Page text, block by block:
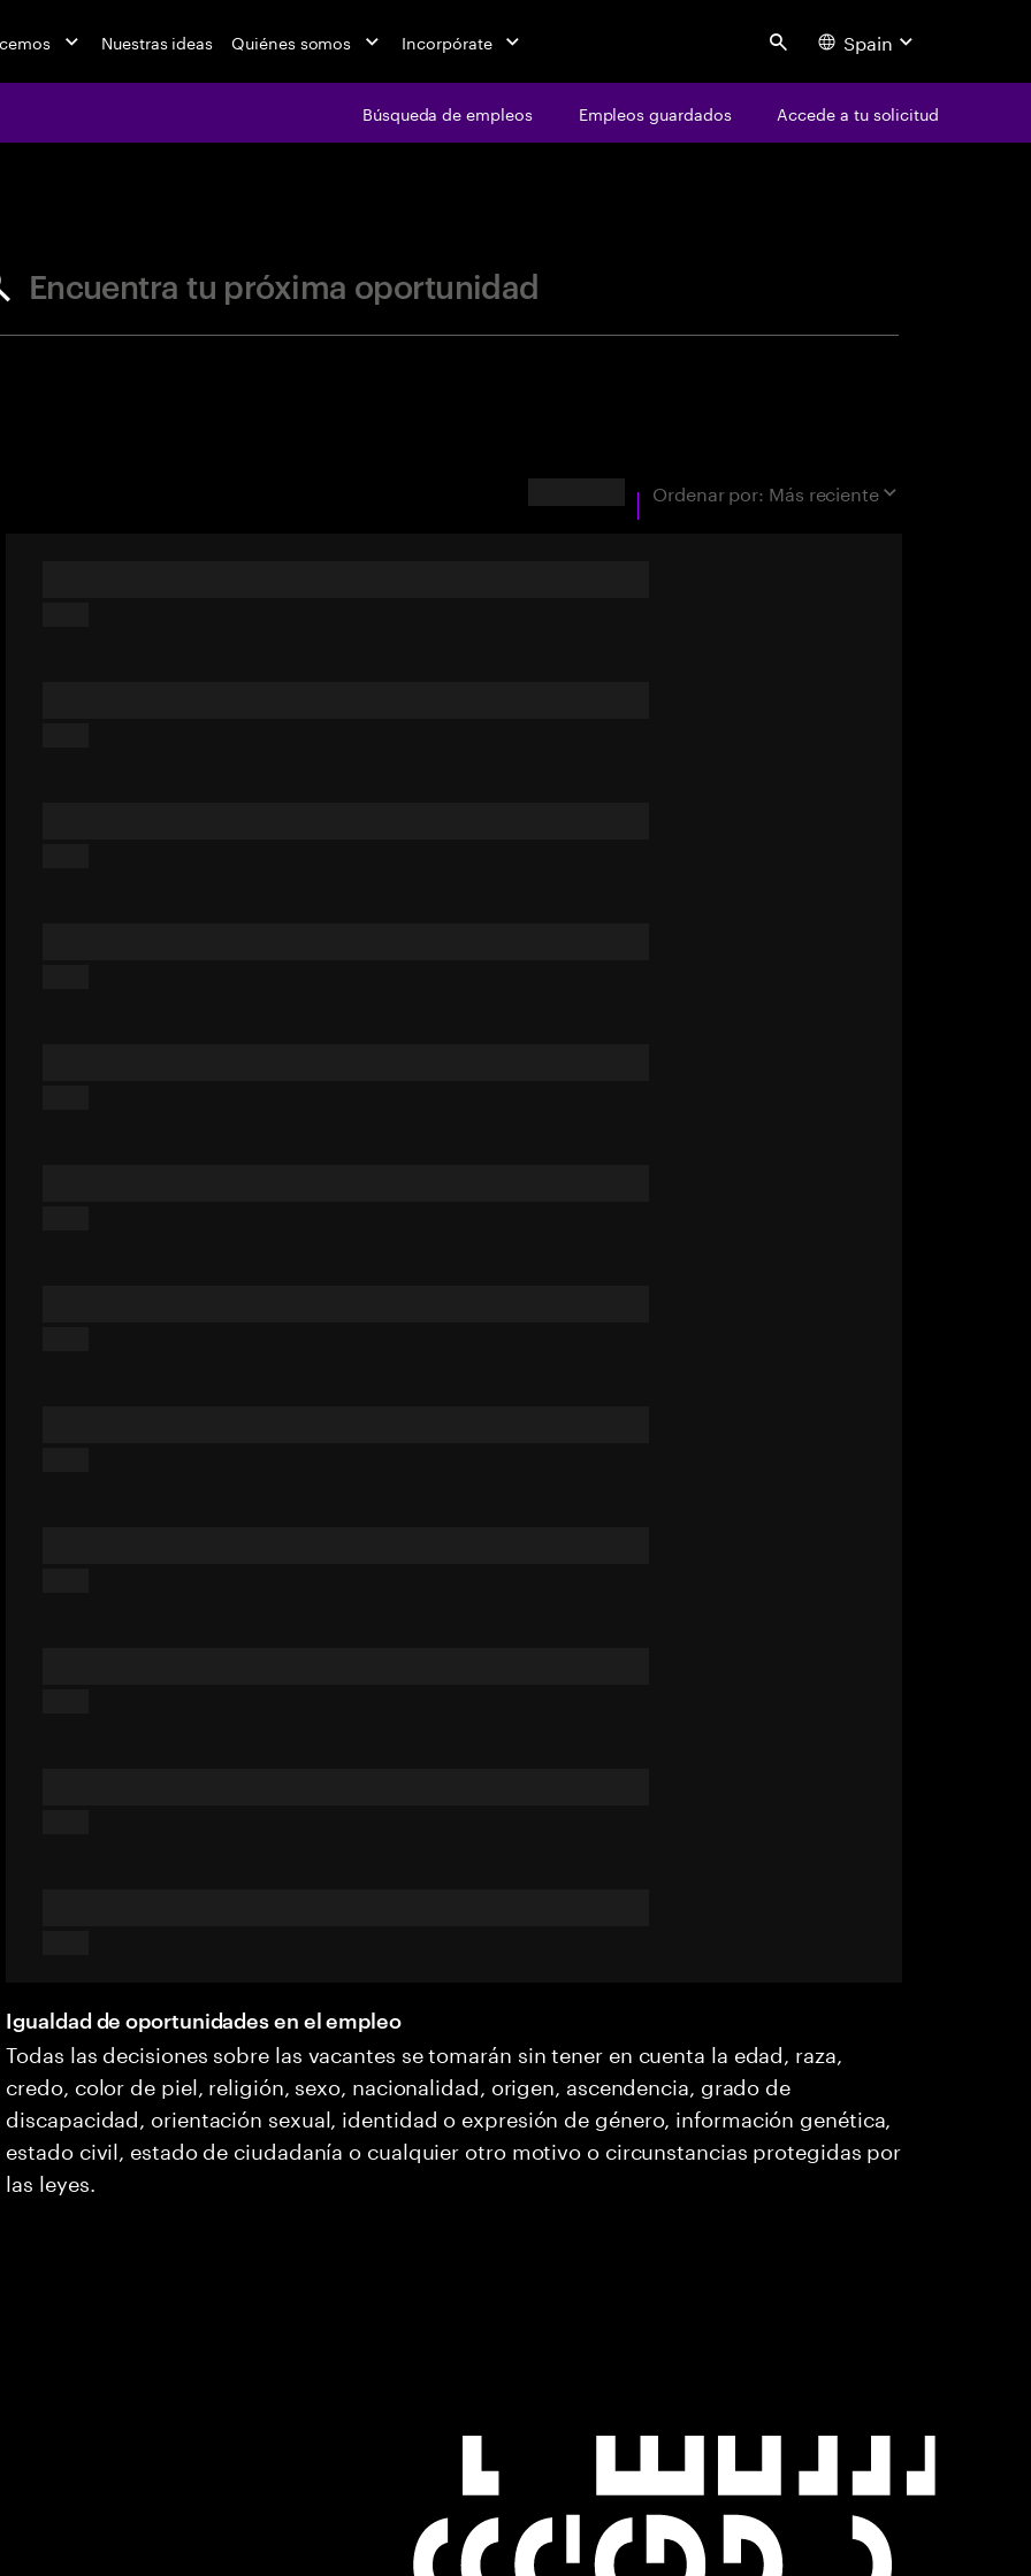
Nuestras ideas Quiénes somos Incorpórate Search Spain
Búsqueda de empleos Empleos guardados Accede a tu solicitud
Encuentra tu próxima oportunidad
Ordenar por: Más reciente
Igualdad de oportunidades en el empleo
Todas las decisiones sobre las vacantes se tomarán sin tener en cuenta la edad, raza,
credo, color de piel, religión, sexo, nacionalidad, origen, ascendencia, grado de
discapacidad, orientación sexual, identidad o expresión de género, información genética,
estado civil, estado de ciudadanía o cualquier otro motivo o circunstancias protegidas por
las leyes.